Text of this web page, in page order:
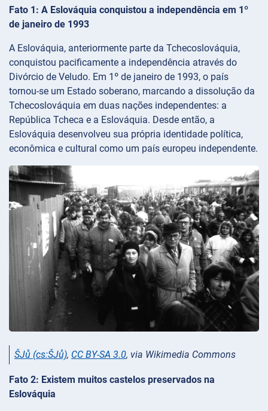
Fato 1: A Eslováquia conquistou a independência em 1º
de janeiro de 1993
A Eslováquia, anteriormente parte da Tchecoslováquia,
conquistou pacificamente a independência através do
Divórcio de Veludo. Em 1º de janeiro de 1993, o país
tornou-se um Estado soberano, marcando a dissolução da
Tchecoslováquia em duas nações independentes: a
República Tcheca e a Eslováquia. Desde então, a
Eslováquia desenvolveu sua própria identidade política,
econômica e cultural como um país europeu independente.
ŠJů (cs:ŠJů), CC BY-SA 3.0, via Wikimedia Commons
Fato 2: Existem muitos castelos preservados na
Eslováquia